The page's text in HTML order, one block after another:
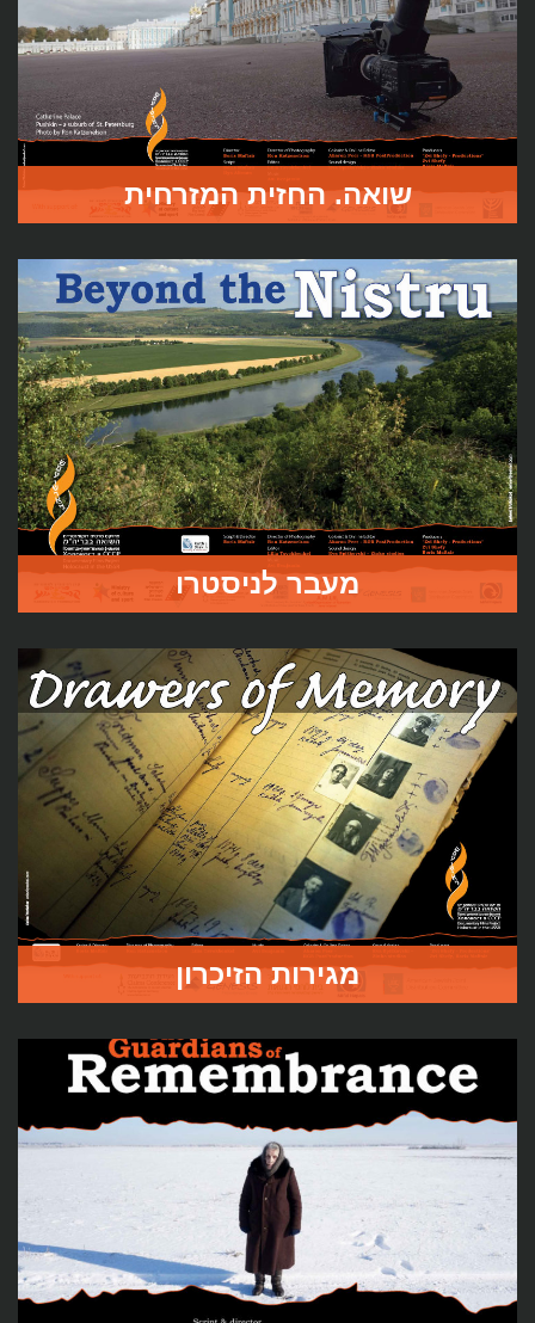
שואה. החזית המזרחית
ברית המועצות.
בסרט חמישה סיפורים ממקומות שונים בשטחי רוסיה בהם
נחשפים זיכרונות כאובים מ”השואה הלא ידועה”.
לעמוד הסרט
מעבר לניסטרו
בשנה הראשונה של המלחמה הפטריוטית הגדולה בשטחי ברית
המועצות שנשלטו על ידי רומניה.
לעמוד הסרט
מגירות הזיכרון
יוצא בוריס מפציר למסע הגילוי של השבת זיכרון השואה
בלטביה. ארץ בה נולד .1971וגדל עד העלייה לישראל בשנת
מגירות הזיכרון הנפתחות במהלך החיפושים חושפות את
ההיסטוריה המורכבת של יהודי לטביה: לפני – בזמן – ואחרי
השואה.
לעמוד הסרט